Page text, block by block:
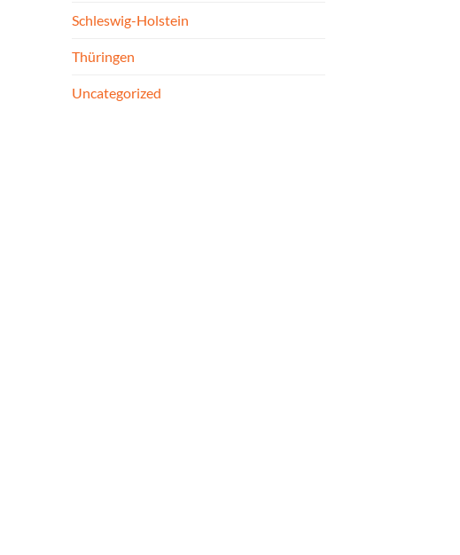
Schleswig-Holstein
Thüringen
Uncategorized